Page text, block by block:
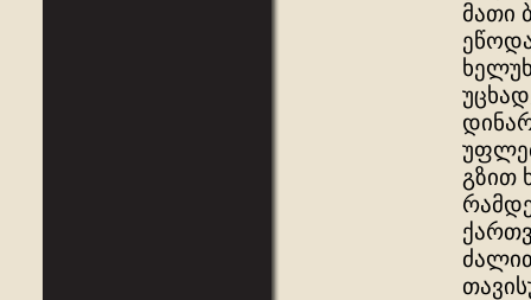
მათი
გზით